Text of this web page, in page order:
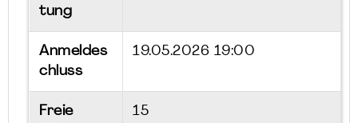
tung
Anmeldes
chluss
19.05.2026 19:00
Freie
15